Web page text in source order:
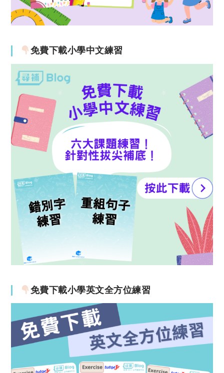
免費下載小學中文練習
免費下載小學英文全方位練習